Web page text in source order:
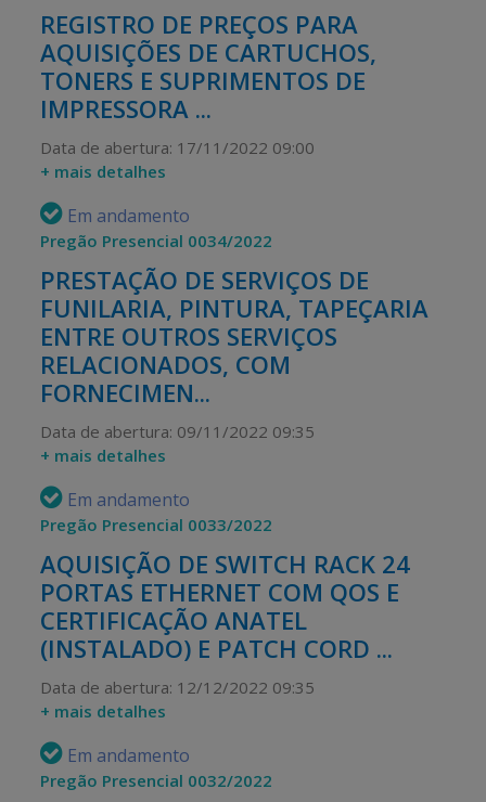
REGISTRO DE PREÇOS PARA
AQUISIÇÕES DE CARTUCHOS,
TONERS E SUPRIMENTOS DE
IMPRESSORA ...
Data de abertura: 17/11/2022 09:00
+ mais detalhes
Em andamento
Pregão Presencial 0034/2022
PRESTAÇÃO DE SERVIÇOS DE
FUNILARIA, PINTURA, TAPEÇARIA
ENTRE OUTROS SERVIÇOS
RELACIONADOS, COM
FORNECIMEN...
Data de abertura: 09/11/2022 09:35
+ mais detalhes
Em andamento
Pregão Presencial 0033/2022
AQUISIÇÃO DE SWITCH RACK 24
PORTAS ETHERNET COM QOS E
CERTIFICAÇÃO ANATEL
(INSTALADO) E PATCH CORD ...
Data de abertura: 12/12/2022 09:35
+ mais detalhes
Em andamento
Pregão Presencial 0032/2022